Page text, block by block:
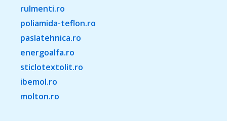
rulmenti.ro
poliamida-teflon.ro
paslatehnica.ro
energoalfa.ro
sticlotextolit.ro
ibemol.ro
molton.ro